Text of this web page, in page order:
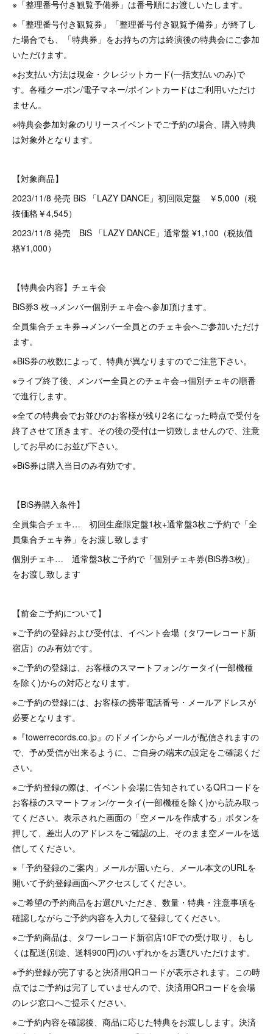
※「整理番号付き観覧予備券」は番号順にお渡しいたします。
※「整理番号付き観覧券」「整理番号付き観覧予備券」が終了し
た場合でも、「特典券」をお持ちの方は終演後の特典会にご参加
いただけます。
※お支払い方法は現金・クレジットカード(一括支払いのみ)で
す。各種クーポン/電子マネー/ポイントカードはご利用いただけ
ません。
※特典会参加対象のリリースイベントでご予約の場合、購入特典
は対象外となります。
【対象商品】
2023/11/8 発売 BiS 「LAZY DANCE」初回限定盤 ￥5,000（税
抜価格￥4,545）
2023/11/8 発売 BiS 「LAZY DANCE」通常盤 ¥1,100（税抜価
格¥1,000）
【特典会内容】チェキ会
BiS券3 枚→メンバー個別チェキ会へ参加頂けます。
全員集合チェキ券→メンバー全員とのチェキ会へご参加いただけ
ます。
※BiS券の枚数によって、特典が異なりますのでご注意下さい。
※ライブ終了後、メンバー全員とのチェキ会→個別チェキの順番
で進行します。
※全ての特典会でお並びのお客様が残り2名になった時点で受付を
終了させて頂きます。その後の受付は一切致しませんので、注意
してお早めにお並び下さい。
※BiS券は購入当日のみ有効です。
【BiS券購入条件】
全員集合チェキ… 初回生産限定盤1枚+通常盤3枚ご予約で「全
員集合チェキ券」をお渡し致します
個別チェキ… 通常盤3枚ご予約で「個別チェキ券(BiS券3枚)」
をお渡し致します
【前金ご予約について】
※ご予約の登録および受付は、イベント会場（タワーレコード新
宿店）のみ有効です。
※ご予約の登録は、お客様のスマートフォン/ケータイ(一部機種
を除く)からの対応となります。
※ご予約の登録には、お客様の携帯電話番号・メールアドレスが
必要となります。
※『towerrecords.co.jp』のドメインからメールが配信されますの
で、予め受信が出来るように、ご自身の端末の設定をご確認くだ
さい。
※ご予約登録の際は、イベント会場に告知されているQRコードを
お客様のスマートフォン/ケータイ(一部機種を除く)から読み取っ
てください。表示された画面の「空メールを作成する」ボタンを
押して、差出人のアドレスをご確認の上、そのまま空メールを送
信してください。
※「予約登録のご案内」メールが届いたら、メール本文のURLを
開いて予約登録画面へアクセスしてください。
※ご希望の予約商品をお選びいただき、数量・特典・注意事項を
確認しながらご予約内容を入力して登録してください。
※ご予約商品は、タワーレコード新宿店10Fでの受け取り、もし
くは配送(別途、送料900円)のいずれかをお選びいただけます。
※予約登録が完了すると決済用QRコードが表示されます。この時
点ではご予約は完了していませんので、決済用QRコードを会場
のレジ窓口へご提示ください。
※ご予約内容を確認後、商品に応じた特典をお渡しします。決済